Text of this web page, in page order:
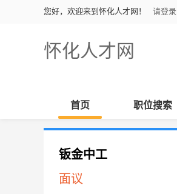
您好，欢迎来到怀化人才网！ 请登录
怀化人才网
首页 职位搜索
钣金中工
面议